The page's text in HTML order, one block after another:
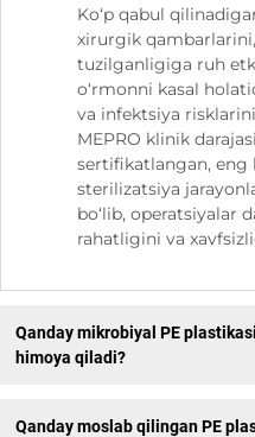
Ko‘p qabul
xirurgik
tuzilganligiga ruh
o‘rmonni kasal
va infektsiya
MEPRO klinik
sertifikatlangan, eng
sterilizatsiya
bo‘lib, operatsiyalar
rahatligini va
Qanday mikrobiyal PE
himoya qiladi?
Qanday moslab qilingan PE